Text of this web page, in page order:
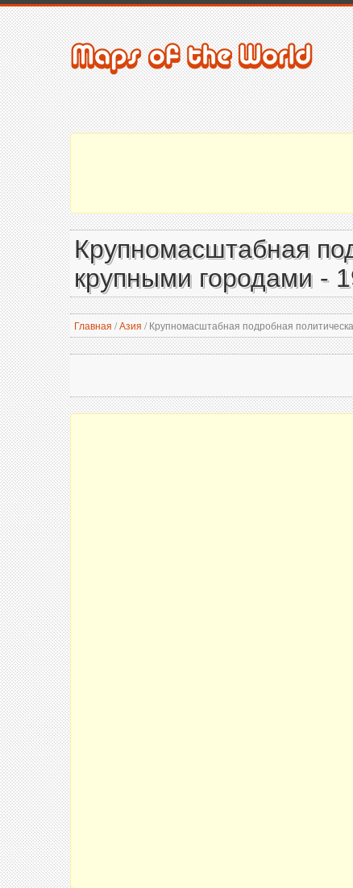
Крупномасштабная
крупными городами -
Главная /Азия /Крупномасштабная подробная